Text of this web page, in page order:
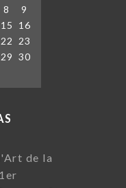
8
9
15
16
22
23
29 30
de la